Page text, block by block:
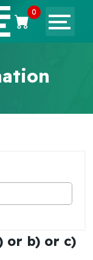
0
or b) or c)